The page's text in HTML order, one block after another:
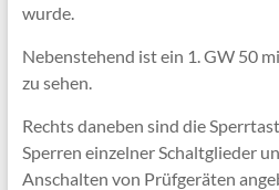
wurde.
Nebenstehend ist ein 1. GW 50
zu sehen.
Rechts daneben sind die
Sperren einzelner Schaltglieder
Anschalten von Prüfgeräten